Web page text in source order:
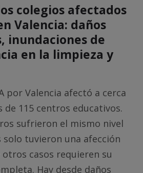
colegios afectados
Valencia: daños
inundaciones de
en la limpieza y
por Valencia afectó a cerca
de 115 centros educativos.
sufrieron el mismo nivel
solo tuvieron una afección
casos requieren su
Hay desde daños